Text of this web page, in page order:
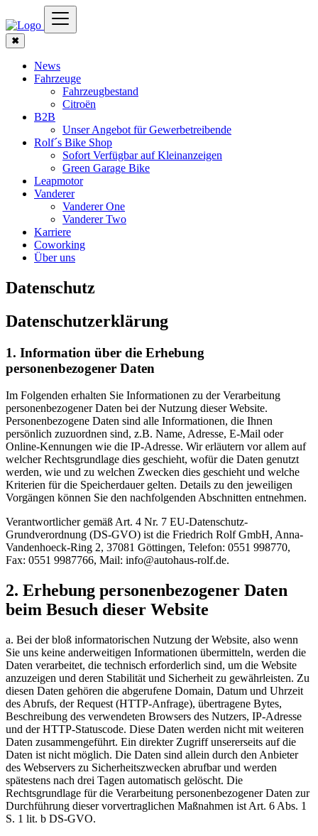
✖
News
Fahrzeuge
Fahrzeugbestand
Citroën
B2B
Unser Angebot für Gewerbetreibende
Rolf´s Bike Shop
Sofort Verfügbar auf Kleinanzeigen
Green Garage Bike
Leapmotor
Vanderer
Vanderer One
Vanderer Two
Karriere
Coworking
Über uns
Datenschutz
Datenschutzerklärung
1. Information über die Erhebung
personenbezogener Daten
Im Folgenden erhalten Sie Informationen zu der Verarbeitung
personenbezogener Daten bei der Nutzung dieser Website.
Personenbezogene Daten sind alle Informationen, die Ihnen
persönlich zuzuordnen sind, z.B. Name, Adresse, E-Mail oder
Online-Kennungen wie die IP-Adresse. Wir erläutern vor allem auf
welcher Rechtsgrundlage dies geschieht, wofür die Daten genutzt
werden, wie und zu welchen Zwecken dies geschieht und welche
Kriterien für die Speicherdauer gelten. Details zu den jeweiligen
Vorgängen können Sie den nachfolgenden Abschnitten entnehmen.
Verantwortlicher gemäß Art. 4 Nr. 7 EU-Datenschutz-
Grundverordnung (DS-GVO) ist die Friedrich Rolf GmbH, Anna-
Vandenhoeck-Ring 2, 37081 Göttingen, Telefon: 0551 998770,
Fax: 0551 9987766, Mail: info@autohaus-rolf.de.
2. Erhebung personenbezogener Daten
beim Besuch dieser Website
a. Bei der bloß informatorischen Nutzung der Website, also wenn
Sie uns keine anderweitigen Informationen übermitteln, werden die
Daten verarbeitet, die technisch erforderlich sind, um die Website
anzuzeigen und deren Stabilität und Sicherheit zu gewährleisten. Zu
diesen Daten gehören die abgerufene Domain, Datum und Uhrzeit
des Abrufs, der Request (HTTP-Anfrage), übertragene Bytes,
Beschreibung des verwendeten Browsers des Nutzers, IP-Adresse
und der HTTP-Statuscode. Diese Daten werden nicht mit weiteren
Daten zusammengeführt. Ein direkter Zugriff unsererseits auf die
Daten ist nicht möglich. Die Daten sind allein durch den Anbieter
des Webservers zu Sicherheitszwecken abrufbar und werden
spätestens nach drei Tagen automatisch gelöscht. Die
Rechtsgrundlage für die Verarbeitung personenbezogener Daten zur
Durchführung dieser vorvertraglichen Maßnahmen ist Art. 6 Abs. 1
S. 1 lit. b DS-GVO.